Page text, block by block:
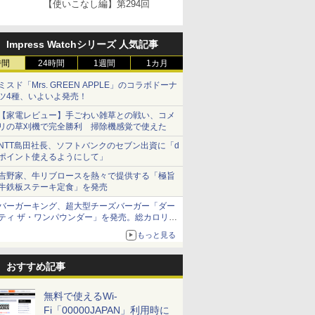
【使いこなし編】第294回
Impress Watchシリーズ 人気記事
24時間 1週間 1カ月
スド「Mrs. GREEN APPLE」のコラボドーナ
4種、いよいよ発売！
家電レビュー】手ごわい雑草との戦い、コメ
の草刈機で完全勝利 掃除機感覚で使えた
島田社長、ソフトバンクのセブン出資に「d
イント使えるようにして」
野家、牛リブロースを熱々で提供する「極旨
鉄板ステーキ定食」を発売
ーガーキング、超大型チーズバーガー「ダー
ィ ザ・ワンパウンダー」を発売。総カロリー
もっと見る
おすすめ記事
無料で使えるWi-
Fi「00000JAPAN」利用時に